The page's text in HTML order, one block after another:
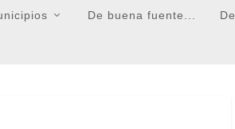
De buena fuente...